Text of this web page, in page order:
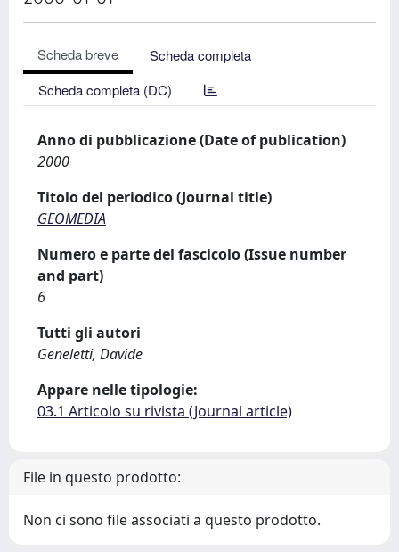
Scheda breve
Scheda completa
Scheda completa (DC)
Anno di pubblicazione (Date of publication)
2000
Titolo del periodico (Journal title)
GEOMEDIA
Numero e parte del fascicolo (Issue number
and part)
6
Tutti gli autori
Geneletti, Davide
Appare nelle tipologie:
03.1 Articolo su rivista (Journal article)
File in questo prodotto:
Non ci sono file associati a questo prodotto.